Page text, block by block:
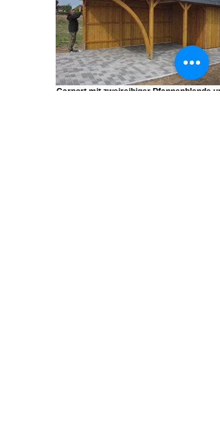
Carport mit zweireihiger Pfannenblende